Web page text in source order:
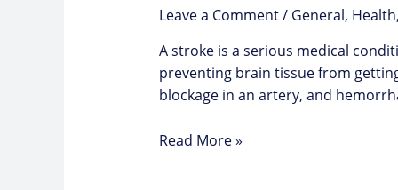
Leave a Comment/ General, Health,
A stroke is a serious medical
preventing brain tissue from
blockage in an artery, and
Read More »